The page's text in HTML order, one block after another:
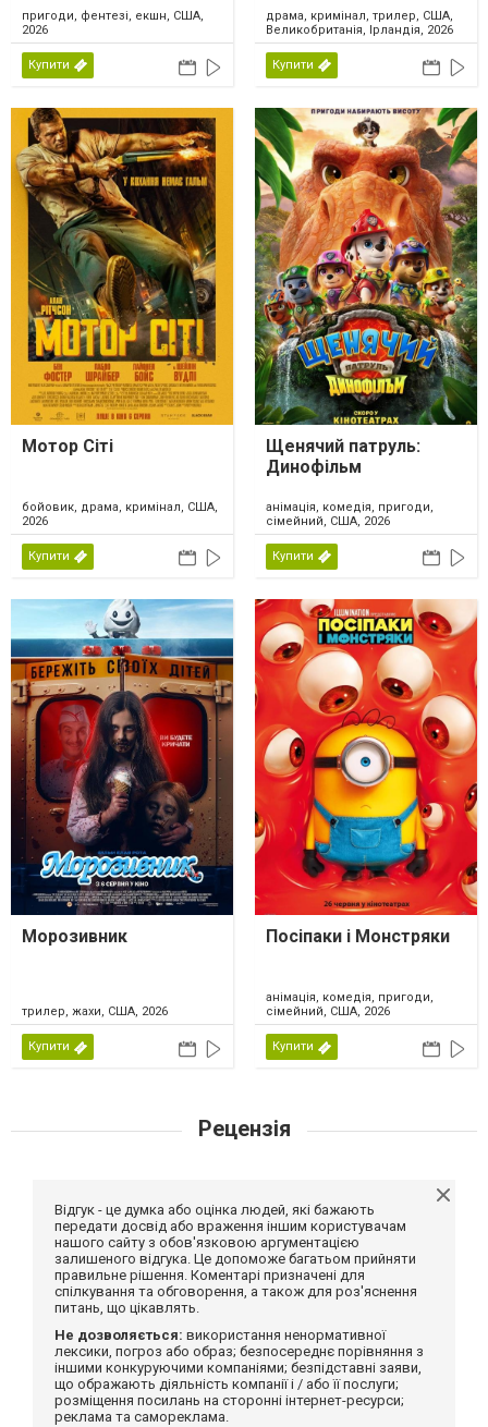
пригоди, фентезі, екшн, США,
2026
Купити
драма, кримінал, трилер, США,
Великобританія, Ірландія, 2026
Купити
Мотор Сіті
бойовик, драма, кримінал, США,
2026
Купити
Щенячий патруль:
Динофільм
анімація, комедія, пригоди,
сімейний, США, 2026
Купити
Морозивник
трилер, жахи, США, 2026
Купити
Посіпаки і Монстряки
анімація, комедія, пригоди,
сімейний, США, 2026
Купити
Рецензія
Відгук - це думка або оцінка людей, які бажають
передати досвід або враження іншим користувачам
нашого сайту з обов'язковою аргументацією
залишеного відгука. Це допоможе багатьом прийняти
правильне рішення. Коментарі призначені для
спілкування та обговорення, а також для роз'яснення
питань, що цікавлять.
Не дозволяється: використання ненормативної
лексики, погроз або образ; безпосереднє порівняння з
іншими конкуруючими компаніями; безпідставні заяви,
що ображають діяльність компанії і / або її послуги;
розміщення посилань на сторонні інтернет-ресурси;
реклама та самореклама.